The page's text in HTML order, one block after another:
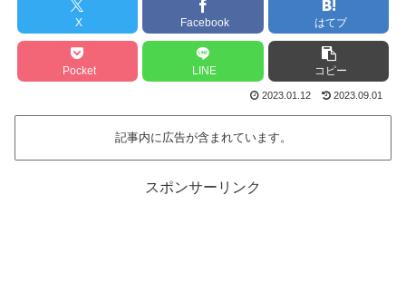
X Facebook はてブ
Pocket LINE コピー
2023.01.12 2023.09.01
記事内に広告が含まれています。
スポンサーリンク